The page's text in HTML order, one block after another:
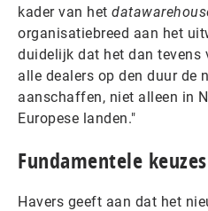
kader van het
organisatiebreed aan het
duidelijk dat het dan tevens
alle dealers op den duur de
aanschaffen, niet alleen in
Europese landen."
Fundamentele keuzes
Havers geeft aan dat het